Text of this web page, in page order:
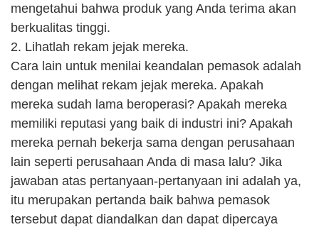
mengetahui bahwa produk yang Anda terima akan
berkualitas tinggi.
2. Lihatlah rekam jejak mereka.
Cara lain untuk menilai keandalan pemasok adalah
dengan melihat rekam jejak mereka. Apakah
mereka sudah lama beroperasi? Apakah mereka
memiliki reputasi yang baik di industri ini? Apakah
mereka pernah bekerja sama dengan perusahaan
lain seperti perusahaan Anda di masa lalu? Jika
jawaban atas pertanyaan-pertanyaan ini adalah ya,
itu merupakan pertanda baik bahwa pemasok
tersebut dapat diandalkan dan dapat dipercaya